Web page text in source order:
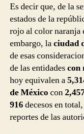
Es decir que, de la
estados de la
rojo al color naranja
embargo, laciudad
de esas
de las entidadescon
hoy equivalen a
de Méxicocon
916decesos en
reportes de las